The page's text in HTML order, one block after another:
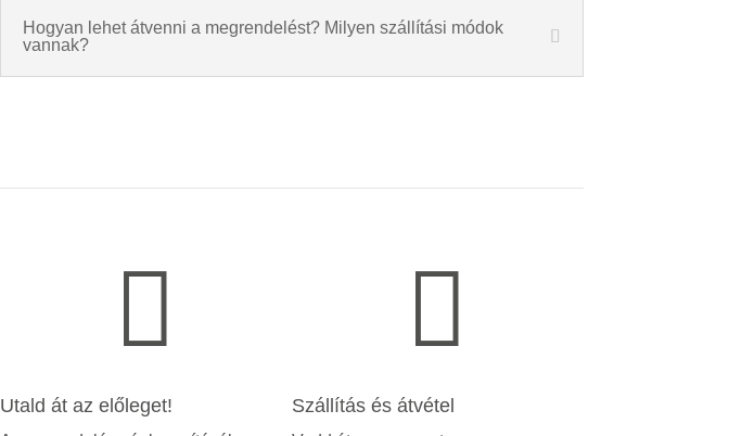
Hogyan lehet átvenni a megrendelést? Milyen szállítási módok
vannak?

Utald át az előleget!

Szállítás és átvétel